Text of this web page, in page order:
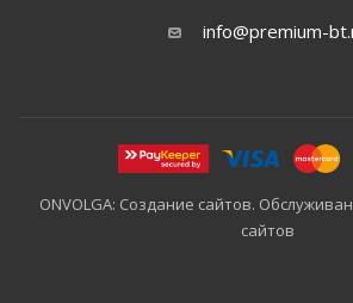
info@premium-
ONVOLGA: Создание сайтов.
сайтов